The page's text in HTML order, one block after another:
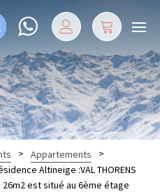
> Appartements
>
Altineige :VAL THORENS
est situé au 6ème étage